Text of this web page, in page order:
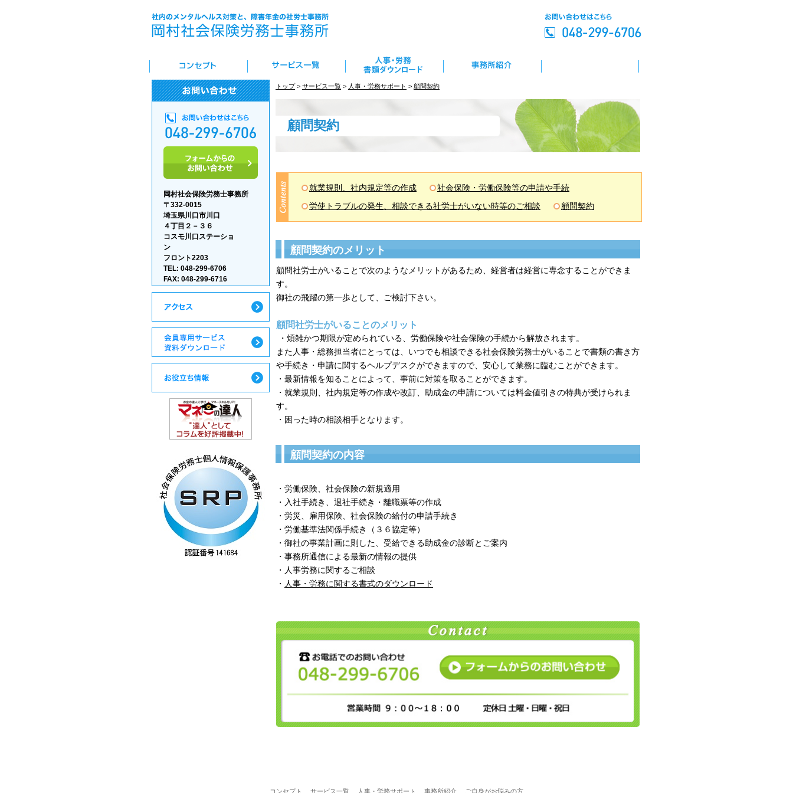
岡村社会保険労務士事務所
〒332-0015
埼玉県川口市川口
４丁目２－３６
コスモ川口ステーショ
ン
フロント2203
TEL: 048-299-6706
FAX: 048-299-6716
トップ> サービス一覧 > 人事・労務サポート > 顧問契約
顧問契約
就業規則、社内規定等の作成
社会保険・労働保険等の申請や手続
労使トラブルの発生、相談できる社労士がいない時等のご相談
顧問契約
顧問契約のメリット
顧問社労士がいることで次のようなメリットがあるため、経営者は経営に専念することができま
す。
御社の飛躍の第一歩として、ご検討下さい。
顧問社労士がいることのメリット
・煩雑かつ期限が定められている、労働保険や社会保険の手続から解放されます。
また人事・総務担当者にとっては、いつでも相談できる社会保険労務士がいることで書類の書き方
や手続き・申請に関するヘルプデスクができますので、安心して業務に臨むことができます。
・最新情報を知ることによって、事前に対策を取ることができます。
・就業規則、社内規定等の作成や改訂、助成金の申請については料金値引きの特典が受けられま
す。
・困った時の相談相手となります。
顧問契約の内容
・労働保険、社会保険の新規適用
・入社手続き、退社手続き・離職票等の作成
・労災、雇用保険、社会保険の給付の申請手続き
・労働基準法関係手続き（３６協定等）
・御社の事業計画に則した、受給できる助成金の診断とご案内
・事務所通信による最新の情報の提供
・人事労務に関するご相談
・ 人事・労務に関する書式のダウンロード
コンセプト サービス一覧 人事・労務サポート 事務所紹介 ご自身がお悩みの方